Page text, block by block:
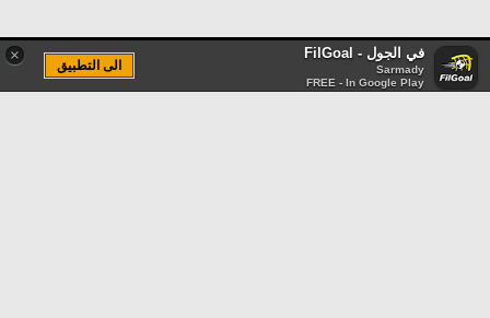
× في الجول - FilGoal
Sarmady
FREE - In Google Play
الى التطبيق